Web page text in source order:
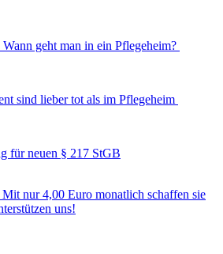
geht man in ein Pflegeheim?
sind lieber tot als im Pflegeheim
für neuen § 217 StGB
nur 4,00 Euro monatlich schaffen sie
uns!